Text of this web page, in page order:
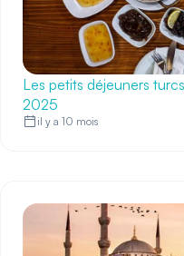
Les petits déjeuners
2025
il y a 10 mois